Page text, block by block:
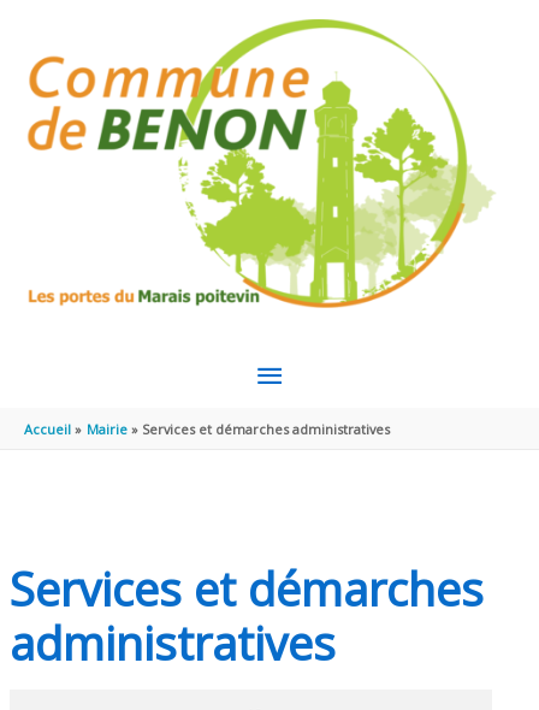
MENU
PRINCIPAL
Accueil Mairie Services et démarches administratives
Services et démarches
administratives